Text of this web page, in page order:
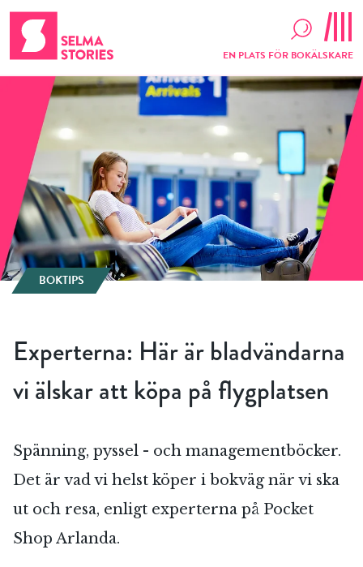
EN PLATS FÖR BOKÄLSKARE
BOKTIPS
Experterna: Här är bladvändarna
vi älskar att köpa på flygplatsen
Spänning, pyssel - och managementböcker.
Det är vad vi helst köper i bokväg när vi ska
ut och resa, enligt experterna på Pocket
Shop Arlanda.